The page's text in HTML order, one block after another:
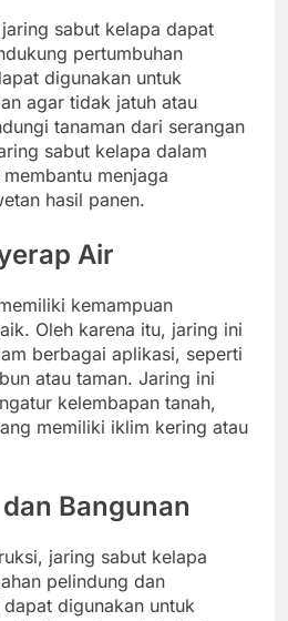
sabut kelapa dapat
pertumbuhan
digunakan untuk
agar tidak jatuh atau
tanaman dari serangan
sabut kelapa dalam
menjaga
hasil panen.
Air
kemampuan
Oleh karena itu, jaring ini
berbagai aplikasi, seperti
atau taman. Jaring ini
kelembapan tanah,
memiliki iklim kering atau
Bangunan
jaring sabut kelapa
pelindung dan
digunakan untuk